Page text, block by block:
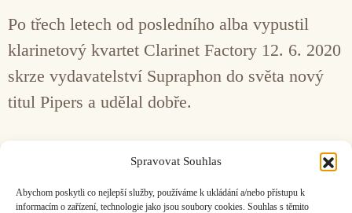
Spravovat Souhlas
Abychom poskytli co nejlepší služby, používáme k ukládání a/nebo přístupu k
informacím o zařízení, technologie jako jsou soubory cookies. Souhlas s těmito
Po třech letech od posledního alba vypustil
klarinetový kvartet Clarinet Factory 12. 6. 2020
skrze vydavatelství Supraphon do světa nový
titul Pipers a udělal dobře.
Facebook
Bandcamp
Mail